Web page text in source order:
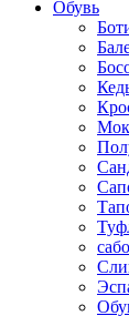
Обувь
сабо